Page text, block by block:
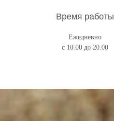
Время работы
Ежедневно
с 10.00 до 20.00